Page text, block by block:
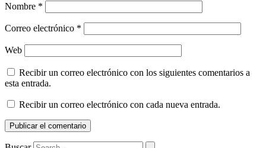
Nombre *
Correo electrónico *
Web
Recibir un correo electrónico con los siguientes comentarios a
esta entrada.
Recibir un correo electrónico con cada nueva entrada.